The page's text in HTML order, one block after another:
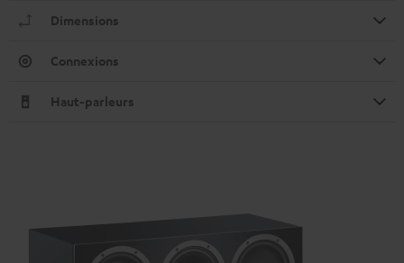
Dimensions
Connexions
Haut-parleurs